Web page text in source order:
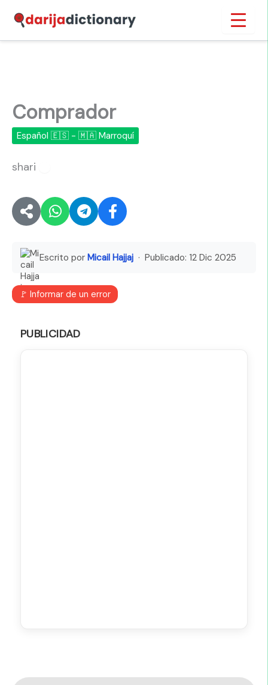
contenido
Inicio
Comprador
Español 🇪🇸 - 🇲🇦 Marroquí
shari
Escrito por Micail Hajjaj · Publicado: 12 Dic 2025
🚩 Informar de un error
PUBLICIDAD